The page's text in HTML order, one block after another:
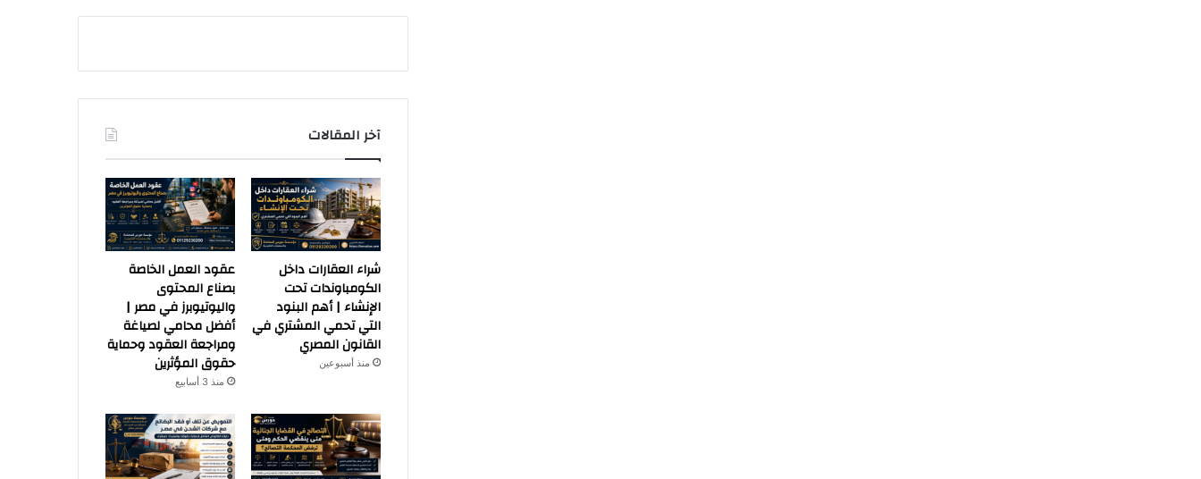
آخر المقالات
شراء العقارات داخل
الكومباوندات تحت
الإنشاء | أهم البنود
التي تحمي المشتري في
القانون المصري
منذ أسبوعين
عقود العمل الخاصة
بصناع المحتوى
واليوتيوبرز في مصر |
أفضل محامي لصياغة
ومراجعة العقود وحماية
حقوق المؤثرين
منذ 3 أسابيع